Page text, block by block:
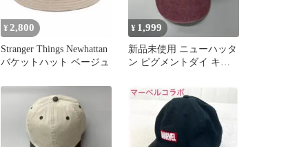
¥ 2,800
Stranger Things Newhattan
バケットハット ベージュ
¥ 1,999
新品未使用 ニューハッタ
ン ピグメントダイ キャ
ンジ